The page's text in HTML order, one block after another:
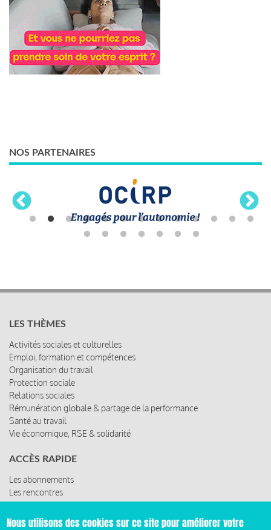
NOS PARTENAIRES
LES THÈMES
Activités sociales et culturelles
Emploi, formation et compétences
Organisation du travail
Protection sociale
Relations sociales
Rémunération globale & partage de la performance
Santé au travail
Vie économique, RSE & solidarité
ACCÈS RAPIDE
Les abonnements
Les rencontres
Les ressources
Nous utilisons des cookies sur ce site pour améliorer votre